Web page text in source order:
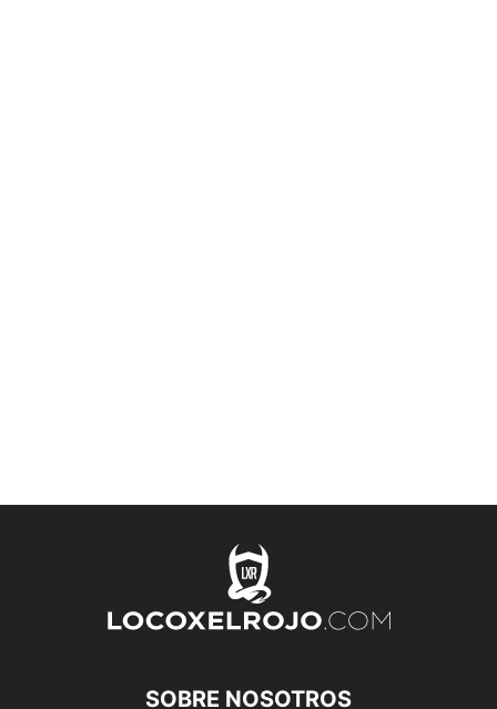
SOBRE NOSOTROS